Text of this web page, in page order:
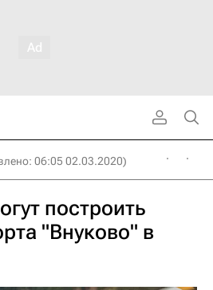
06:05 02.03.2020)
построить
"Внуково" в